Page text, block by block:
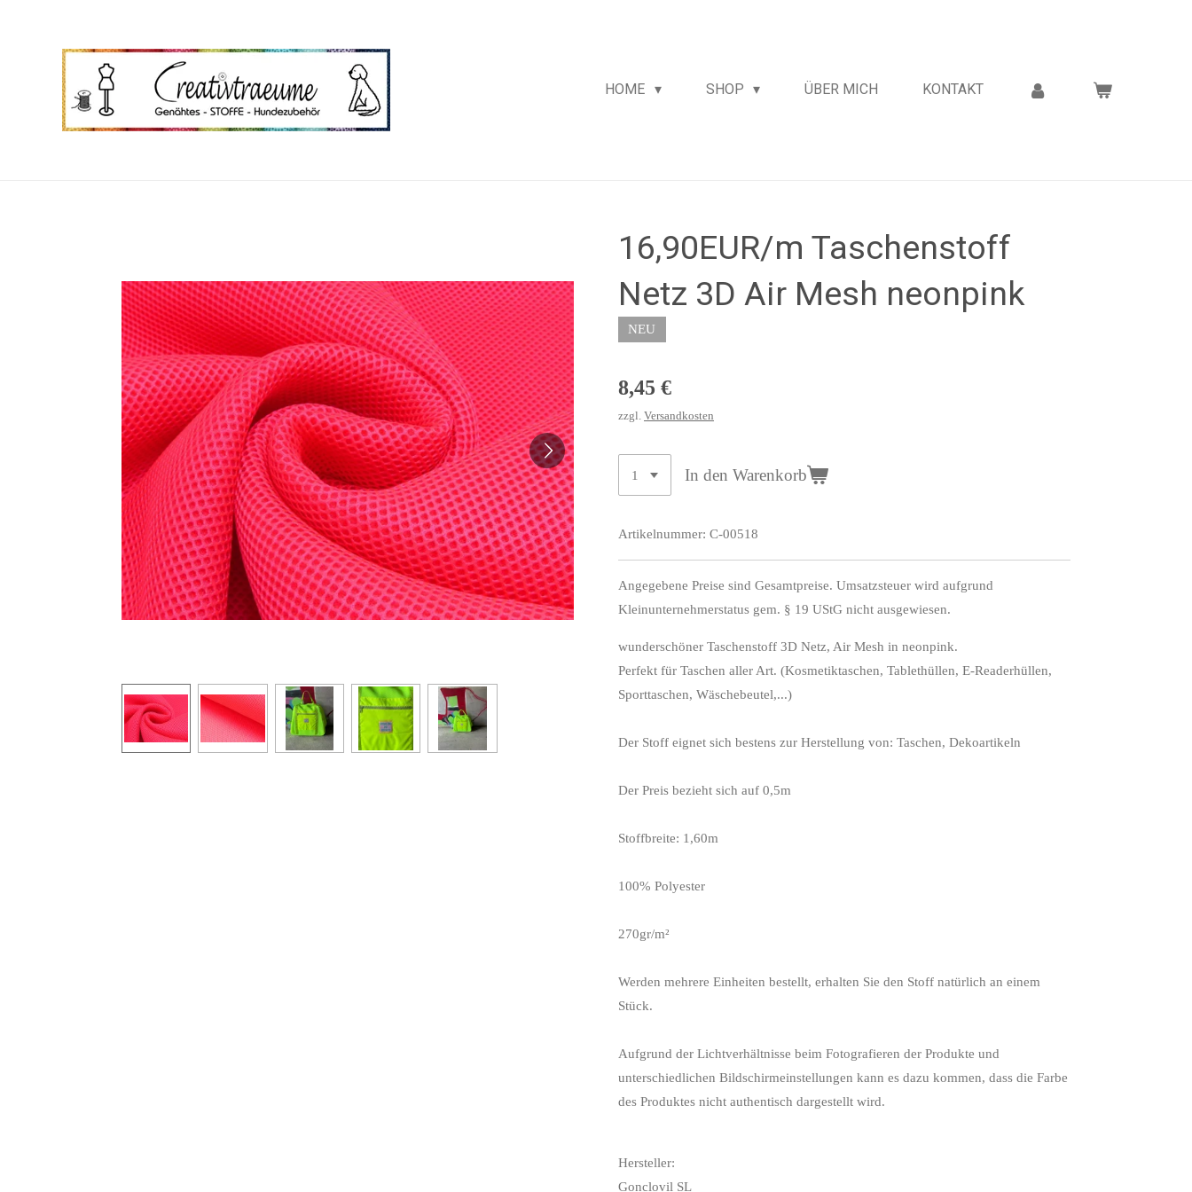
springen
HOME SHOP ÜBER MICH KONTAKT
16,90EUR/m Taschenstoff
Netz 3D Air Mesh neonpink
NEU
8,45 €
zzgl. Versandkosten
In den Warenkorb
Artikelnummer: C-00518
Angegebene Preise sind Gesamtpreise. Umsatzsteuer wird aufgrund
Kleinunternehmerstatus gem. § 19 UStG nicht ausgewiesen.
wunderschöner Taschenstoff 3D Netz, Air Mesh in neonpink.
Perfekt für Taschen aller Art. (Kosmetiktaschen, Tablethüllen, E-Readerhüllen,
Sporttaschen, Wäschebeutel,...)
Der Stoff eignet sich bestens zur Herstellung von: Taschen, Dekoartikeln
Der Preis bezieht sich auf 0,5m
Stoffbreite: 1,60m
100% Polyester
270gr/m²
Werden mehrere Einheiten bestellt, erhalten Sie den Stoff natürlich an einem
Stück.
Aufgrund der Lichtverhältnisse beim Fotografieren der Produkte und
unterschiedlichen Bildschirmeinstellungen kann es dazu kommen, dass die Farbe
des Produktes nicht authentisch dargestellt wird.
Hersteller:
Gonclovil SL